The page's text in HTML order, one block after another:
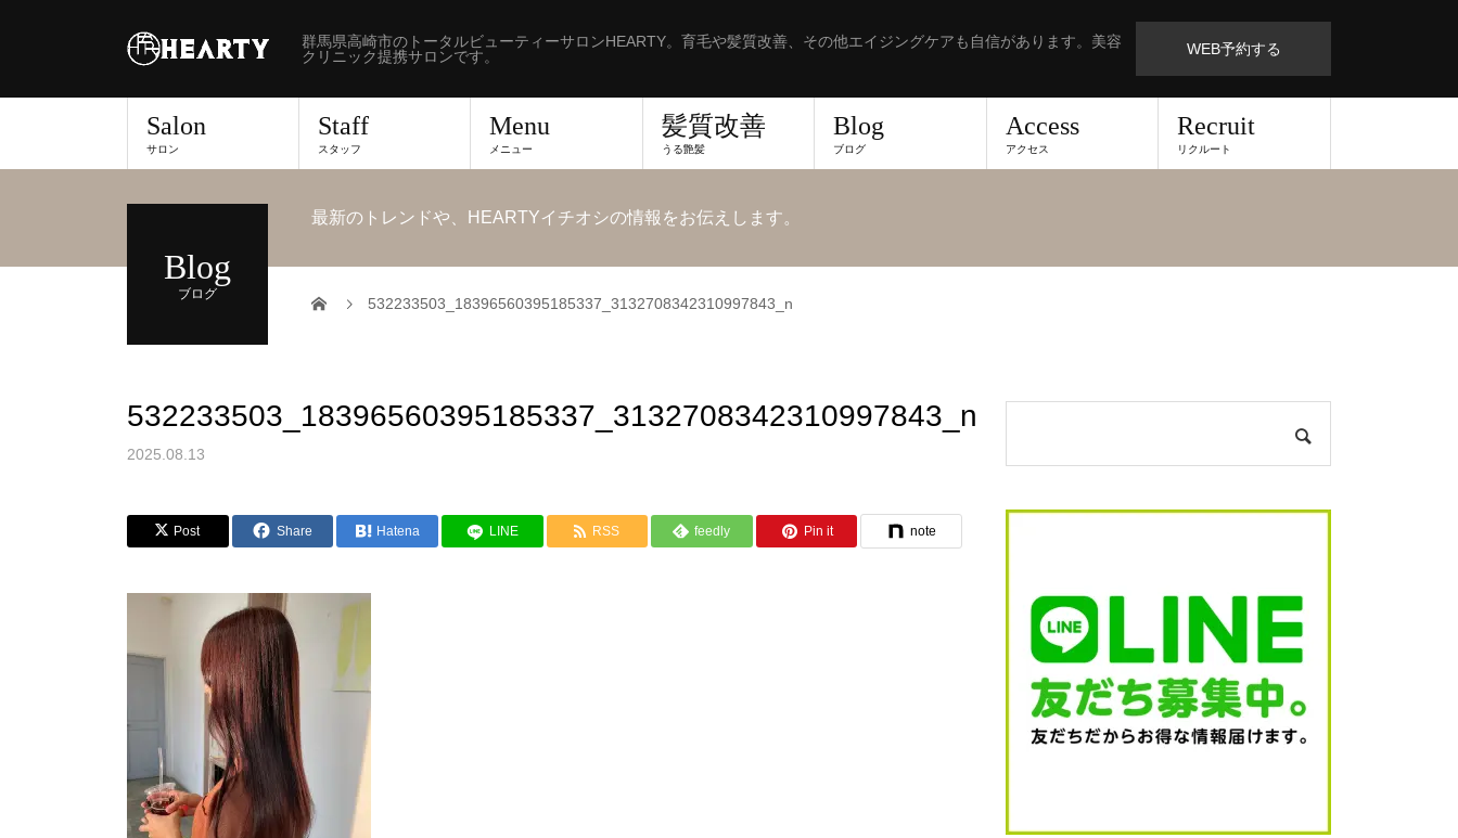
群馬県高崎市のトータルビューティーサロンHEARTY。育毛や髪質改善、その他エイジングケアも自信があります。美容
クリニック提携サロンです。
WEB予約する
Salon
サロン
Staff
スタッフ
Menu
メニュー
髪質改善
うる艶髪
Blog
ブログ
Access
アクセス
Recruit
リクルート
Blog
ブログ
最新のトレンドや、HEARTYイチオシの情報をお伝えします。
532233503_18396560395185337_3132708342310997843_n
532233503_18396560395185337_3132708342310997843_n
2025.08.13
Post Share Hatena LINE RSS feedly Pin it note